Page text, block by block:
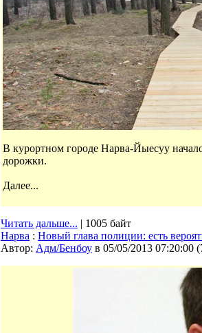
В курортном городе Нарва-Йыесуу
дорожки.
Далее...
Читать дальше... | 1005 байт
Нарва : Новый глава полиции: есть
Автор: Адм/Бенбоу в 05/05/2013 07:20:00 (